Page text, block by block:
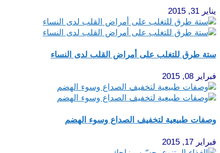
يناير 31, 2015
ستة طرق للتغلب على أمراض القلب لدى النساء
فبراير 08, 2015
وصفات طبيعية لتخفيف الصداع وسوء الهضم
فبراير 17, 2015